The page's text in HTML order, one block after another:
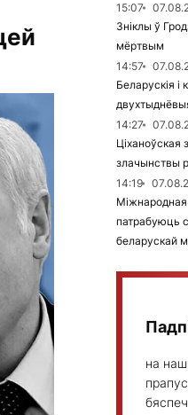
15:07
Зніклы ў
мёртвым
14:57
Беларускія і
14:27
Ціханоўская
злачынствы
14:19
Міжнародная
патрабуюць
беларускай
на